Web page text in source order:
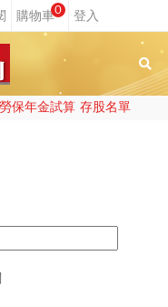
0
勞保年金試算 存股名單